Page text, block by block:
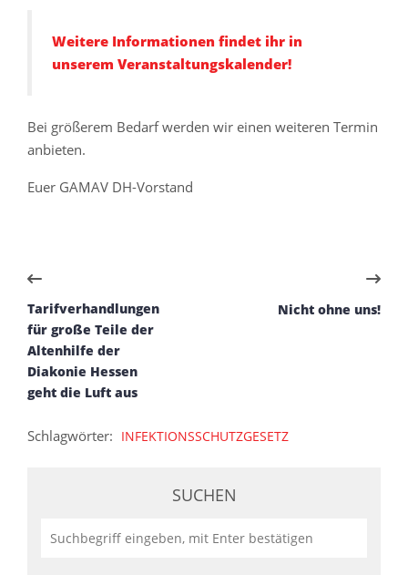
Weitere Informationen findet ihr in
unserem Veranstaltungskalender!
Bei größerem Bedarf werden wir einen weiteren Termin
anbieten.
Euer GAMAV DH-Vorstand
Tarifverhandlungen
für große Teile der
Altenhilfe der
Diakonie Hessen
geht die Luft aus
Nicht ohne uns!
Schlagwörter: INFEKTIONSSCHUTZGESETZ
SUCHEN